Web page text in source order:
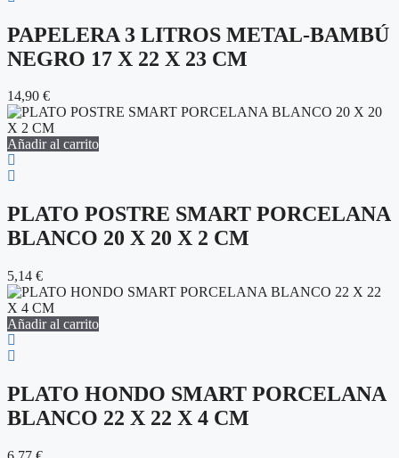
PAPELERA 3 LITROS METAL-BAMBÚ
NEGRO 17 X 22 X 23 CM
14,90 €
Añadir al carrito
PLATO POSTRE SMART PORCELANA
BLANCO 20 X 20 X 2 CM
5,14 €
Añadir al carrito
PLATO HONDO SMART PORCELANA
BLANCO 22 X 22 X 4 CM